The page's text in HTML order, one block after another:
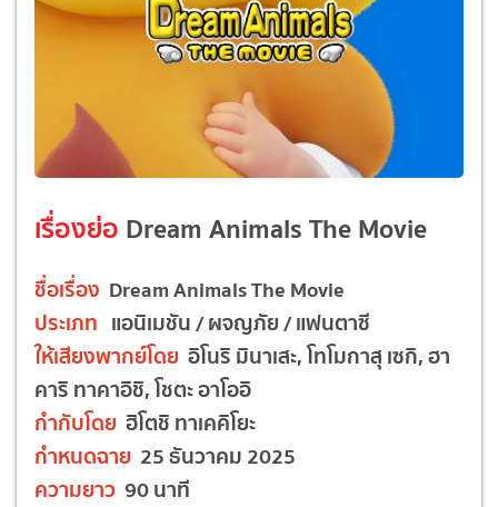
เรื่องย่อ Dream Animals The Movie
ชื่อเรื่อง Dream Animals The Movie
ประเภท แอนิเมชัน / ผจญภัย / แฟนตาซี
ให้เสียงพากย์โดย อิโนริ มินาเสะ, โทโมกาสุ เซกิ, ฮา
คาริ ทาคาอิชิ, โชตะ อาโออิ
กำกับโดย ฮิโตชิ ทาเคคิโยะ
กำหนดฉาย 25 ธันวาคม 2025
ความยาว 90 นาที